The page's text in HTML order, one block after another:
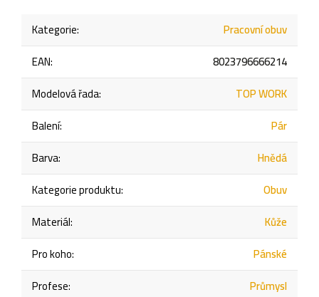
Kategorie:
Pracovní obuv
EAN:
8023796666214
Modelová řada:
TOP WORK
Balení:
Pár
Barva:
Hnědá
Kategorie produktu:
Obuv
Materiál:
Kůže
Pro koho:
Pánské
Profese:
Průmysl